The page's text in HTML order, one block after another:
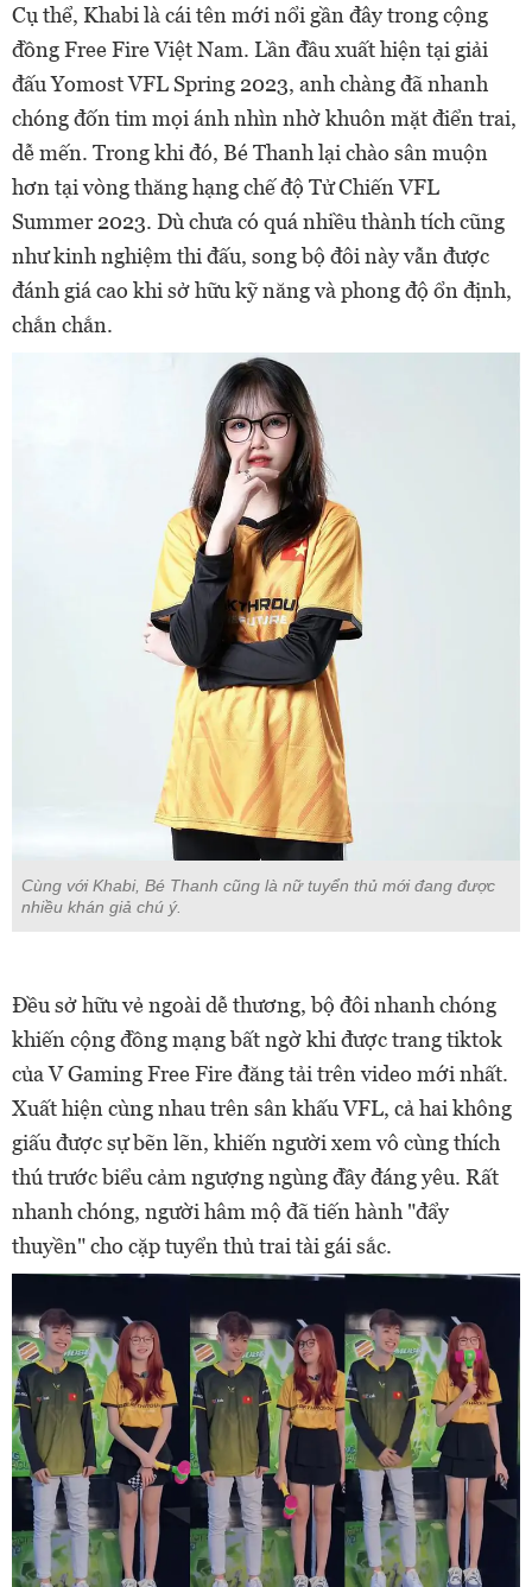
Cụ thể, Khabi là cái tên mới nổi gần đây trong cộng
đồng Free Fire Việt Nam. Lần đầu xuất hiện tại giải
đấu Yomost VFL Spring 2023, anh chàng đã nhanh
chóng đốn tim mọi ánh nhìn nhờ khuôn mặt điển trai,
dễ mến. Trong khi đó, Bé Thanh lại chào sân muộn
hơn tại vòng thăng hạng chế độ Tử Chiến VFL
Summer 2023. Dù chưa có quá nhiều thành tích cũng
như kinh nghiệm thi đấu, song bộ đôi này vẫn được
đánh giá cao khi sở hữu kỹ năng và phong độ ổn định,
chắn chắn.
Cùng với Khabi, Bé Thanh cũng là nữ tuyển thủ mới đang được
nhiều khán giả chú ý.
Đều sở hữu vẻ ngoài dễ thương, bộ đôi nhanh chóng
khiến cộng đồng mạng bất ngờ khi được trang tiktok
của V Gaming Free Fire đăng tải trên video mới nhất.
Xuất hiện cùng nhau trên sân khấu VFL, cả hai không
giấu được sự bẽn lẽn, khiến người xem vô cùng thích
thú trước biểu cảm ngượng ngùng đầy đáng yêu. Rất
nhanh chóng, người hâm mộ đã tiến hành "đẩy
thuyền" cho cặp tuyển thủ trai tài gái sắc.